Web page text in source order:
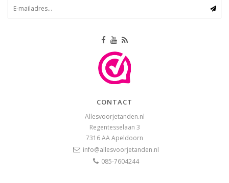
CONTACT
Allesvoorjetanden.nl
Regentesselaan 3
7316 AAApeldoorn
info@allesvoorjetanden.nl
085-7604244